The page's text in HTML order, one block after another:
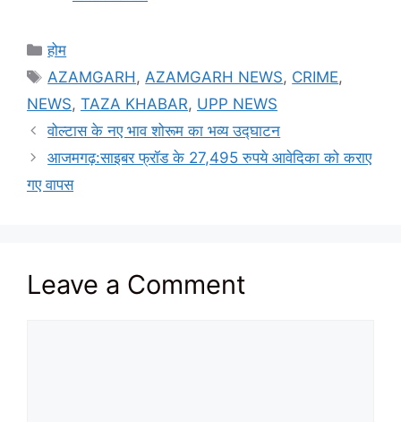
Categories
होम
Tags
AZAMGARH,AZAMGARH NEWS, CRIME,
NEWS, TAZA KHABAR, UPP NEWS
वोल्टास के नए भाव शोरूम का भव्य उद्घाटन
आजमगढ़:साइबर फ्रॉड के 27,495 रुपये आवेदिका को कराए
गए वापस
Leave a Comment